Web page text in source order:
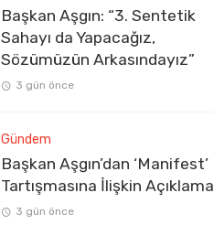
Başkan Aşgın: “3. Sentetik
Sahayı da Yapacağız,
Sözümüzün Arkasındayız”
3 gün önce
Gündem
Başkan Aşgın’dan ‘Manifest’
Tartışmasına İlişkin Açıklama
3 gün önce